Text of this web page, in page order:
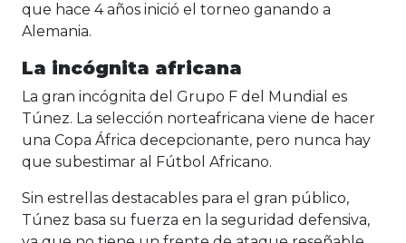
que hace 4 años inició el torneo ganando a
Alemania.
La incógnita africana
La gran incógnita del Grupo F del Mundial es
Túnez. La selección norteafricana viene de hacer
una Copa África decepcionante, pero nunca hay
que subestimar al Fútbol Africano.
Sin estrellas destacables para el gran público,
Túnez basa su fuerza en la seguridad defensiva,